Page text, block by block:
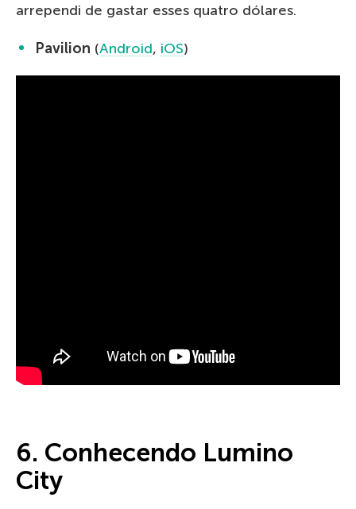
arrependi de gastar esses quatro dólares.
Pavilion (Android, iOS)
6. Conhecendo Lumino
City